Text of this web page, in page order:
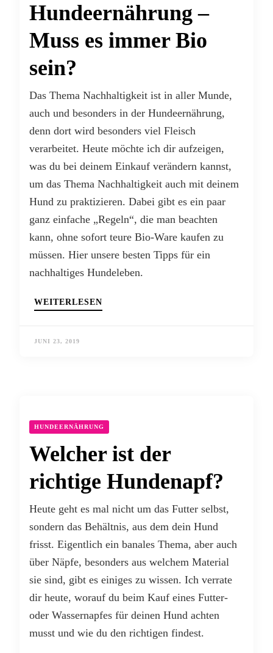
Hundeernährung –
Muss es immer Bio
sein?
Das Thema Nachhaltigkeit ist in aller Munde,
auch und besonders in der Hundeernährung,
denn dort wird besonders viel Fleisch
verarbeitet. Heute möchte ich dir aufzeigen,
was du bei deinem Einkauf verändern kannst,
um das Thema Nachhaltigkeit auch mit deinem
Hund zu praktizieren. Dabei gibt es ein paar
ganz einfache „Regeln“, die man beachten
kann, ohne sofort teure Bio-Ware kaufen zu
müssen. Hier unsere besten Tipps für ein
nachhaltiges Hundeleben.
WEITERLESEN
JUNI 23, 2019
HUNDEERNÄHRUNG
Welcher ist der
richtige Hundenapf?
Heute geht es mal nicht um das Futter selbst,
sondern das Behältnis, aus dem dein Hund
frisst. Eigentlich ein banales Thema, aber auch
über Näpfe, besonders aus welchem Material
sie sind, gibt es einiges zu wissen. Ich verrate
dir heute, worauf du beim Kauf eines Futter-
oder Wassernapfes für deinen Hund achten
musst und wie du den richtigen findest.